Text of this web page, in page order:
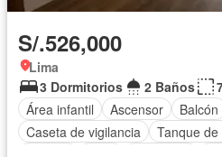
S/.526,000
Lima
3 Dormitorios
2 Baños
Área infantil
Ascensor Balcón
Caseta de vigilancia
Tanque de